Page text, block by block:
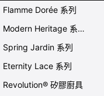
Flamme Dorée 系列
Modern Heritage 系列
Spring Jardin 系列
Eternity Lace 系列
Revolution® 矽膠廚具